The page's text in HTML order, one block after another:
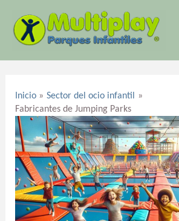
contenido
Inicio
Sector del ocio infantil
Fabricantes de Jumping Parks
entradas